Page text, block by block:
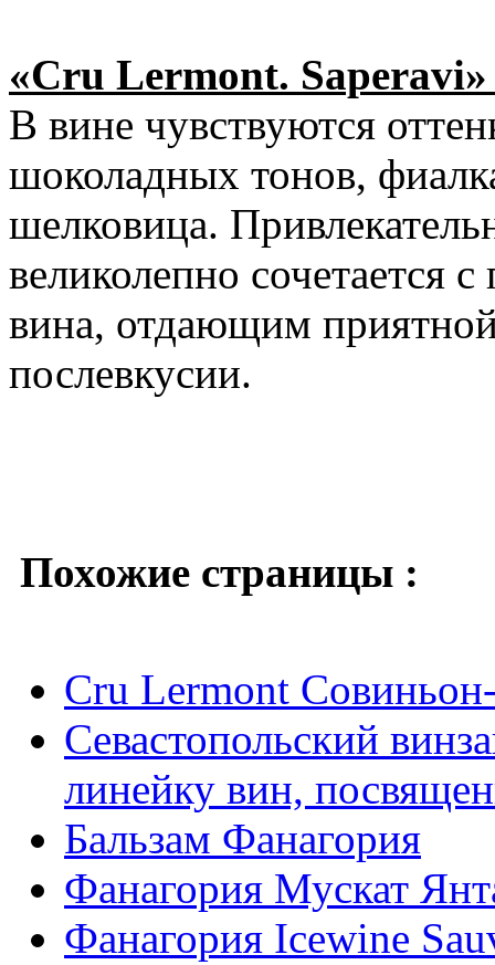
«Cru Lermont. Saperavi»
В вине чувствуются
шоколадных тонов,
шелковица.
великолепно сочетается
вина, отдающим
послевкусии.
Похожие страницы :
Cru Lermont
Севастопольский
линейку вин,
Бальзам Фанагория
Фанагория Мускат
Фанагория Icewine